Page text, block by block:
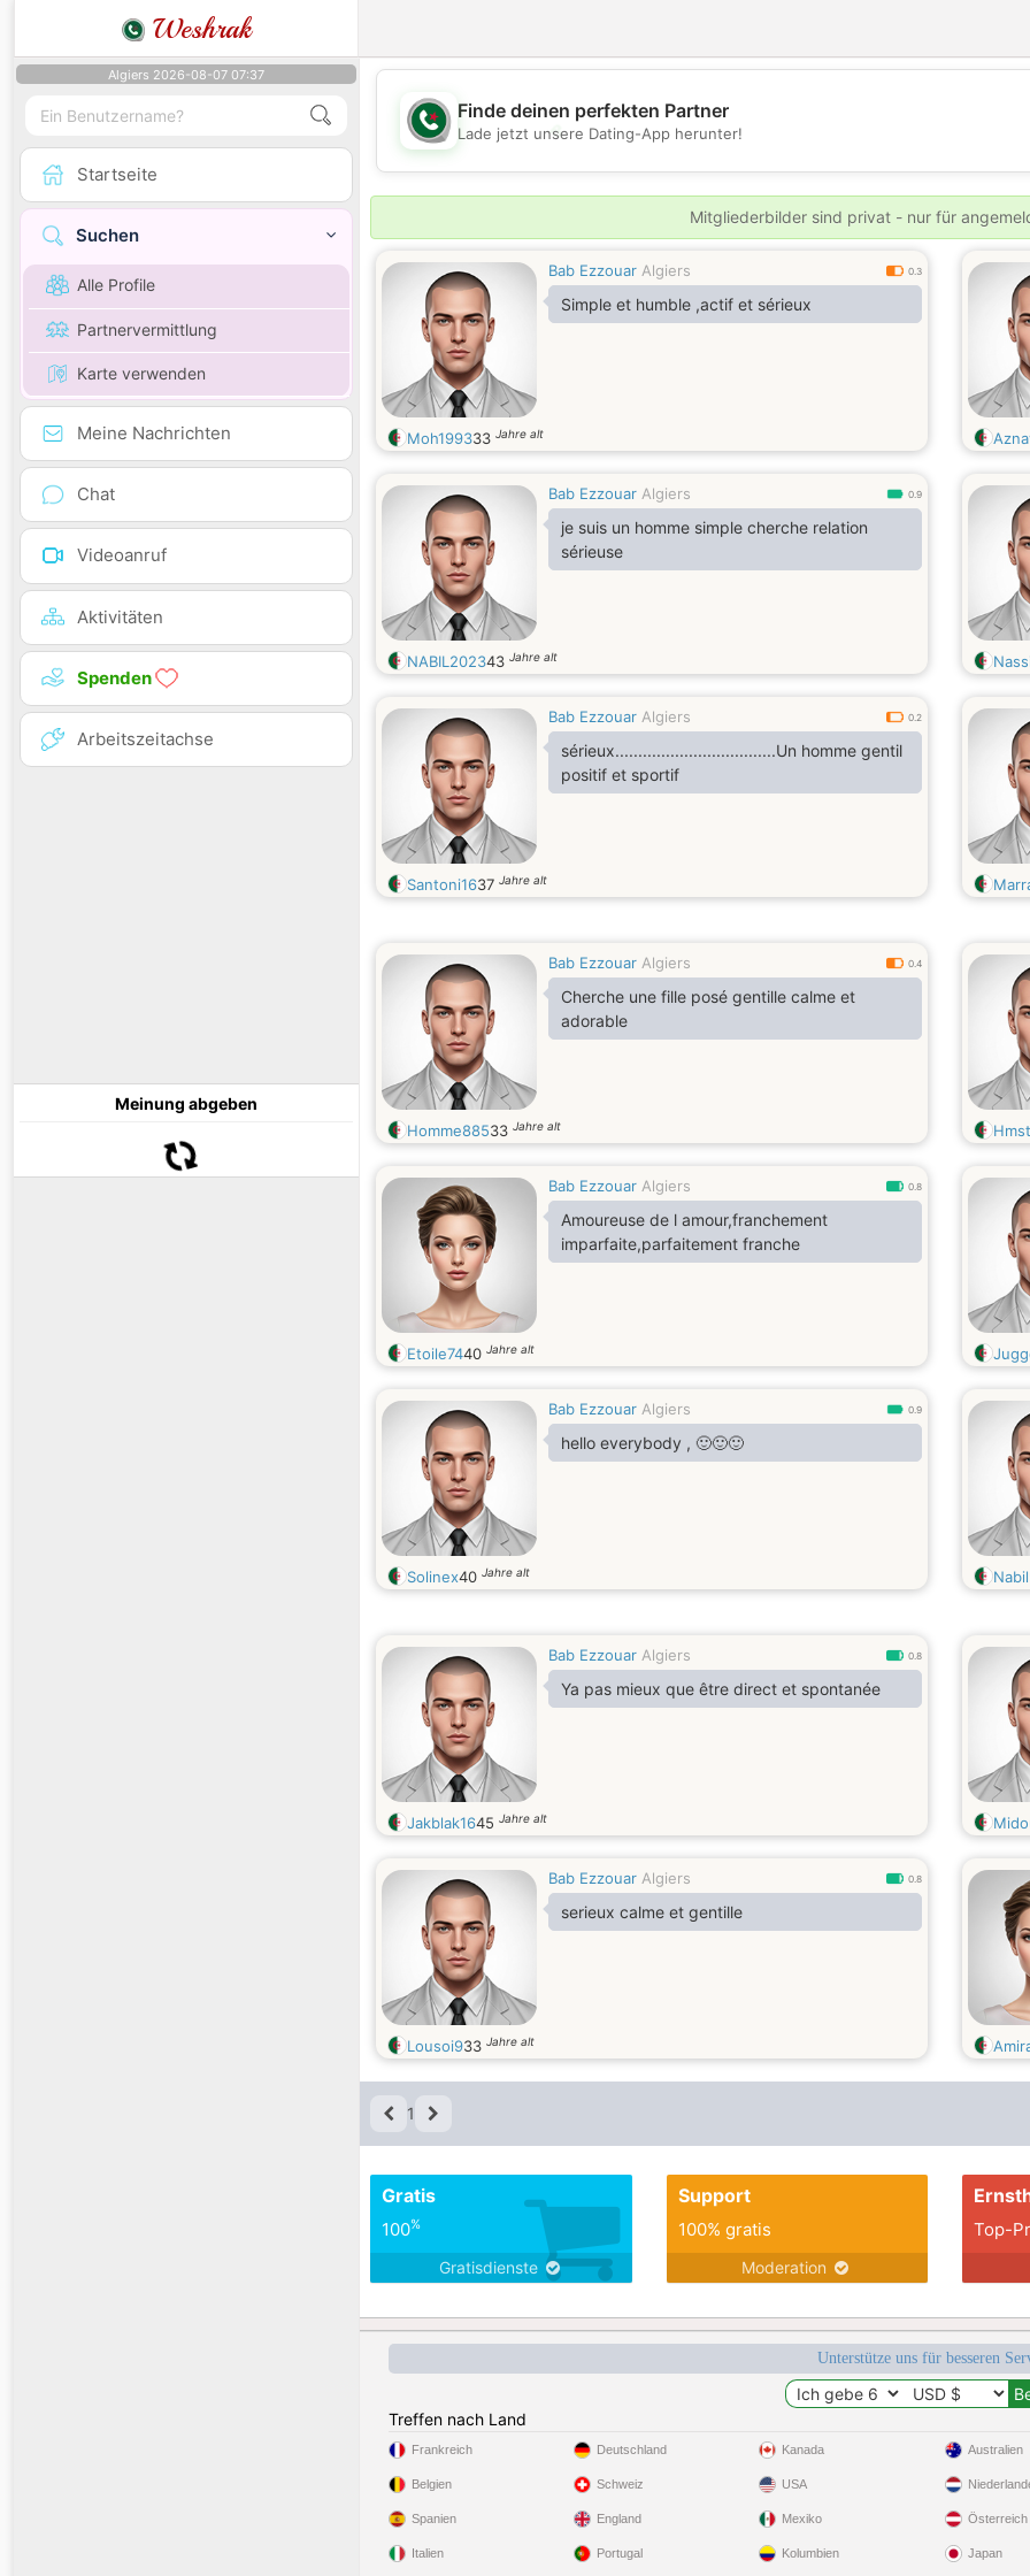
Weshrak
Algiers 2026-08-07 07:37
Startseite
Suchen
Alle Profile
Partnervermittlung
Karte verwenden
Meine Nachrichten
Chat
Videoanruf
Aktivitäten
Spenden
Arbeitszeitachse
Meinung abgeben
💖
💕
Finde deinen perfekten Partner
Lade jetzt unsere Dating-App herunter!
Mitgliederbilder sind privat - nur für
Bab Ezzouar Algiers 0.3
Simple et humble ,actif et sérieux
Moh199333 Jahre alt
Bab Ezzouar Algiers 0.9
je suis un homme simple cherche relation
sérieuse
NABIL202343 Jahre alt
Bab Ezzouar Algiers 0.2
sérieux...................................Un homme gentil
positif et sportif
Santoni1637 Jahre alt
Bab Ezzouar Algiers 0.4
Cherche une fille posé gentille calme et
adorable
Homme88533 Jahre alt
Bab Ezzouar Algiers 0.8
Amoureuse de l amour,franchement
imparfaite,parfaitement franche
Etoile7440 Jahre alt
Bab Ezzouar Algiers 0.9
hello everybody , 🙂🙂🙂
Solinex40 Jahre alt
Bab Ezzouar Algiers 0.8
Ya pas mieux que être direct et spontanée
Jakblak1645 Jahre alt
Bab Ezzouar Algiers 0.8
serieux calme et gentille
Lousoi933 Jahre alt
1
Gratis
100%
Gratisdienste
Support
100% gratis
Moderation
Top-
Unterstütze uns für besseren
Treffen nach Land
Frankreich
Belgien
Spanien
Italien
Deutschland
Schweiz
England
Portugal
Kanada
USA
Mexiko
Kolumbien
Australien
Österreich
Japan